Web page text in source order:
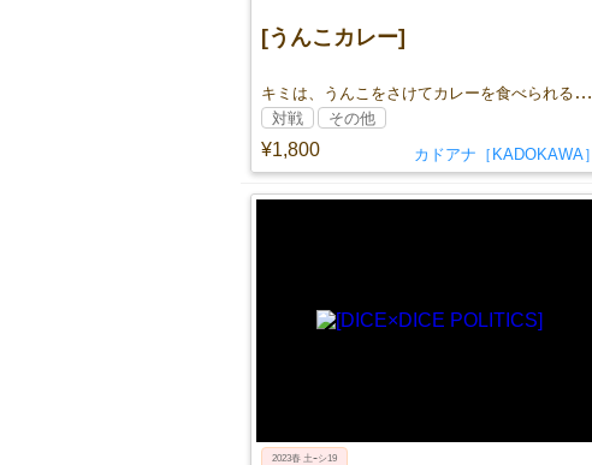
[うんこカレー]
キミは、うんこをさけてカレーを食べられるかな？
¥1,800
対戦 その他
カドアナ［KADOKAWA］
2023春 土ｰシ19